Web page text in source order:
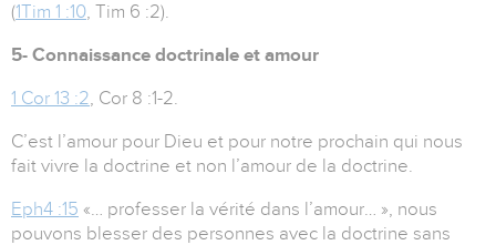
(1Tim 1 :10, Tim 6 :2).
5- Connaissance doctrinale et amour
1 Cor 13 :2, Cor 8 :1-2.
C’est l’amour pour Dieu et pour notre prochain qui nous
fait vivre la doctrine et non l’amour de la doctrine.
Eph4 :15 «… professer la vérité dans l’amour… », nous
pouvons blesser des personnes avec la doctrine sans